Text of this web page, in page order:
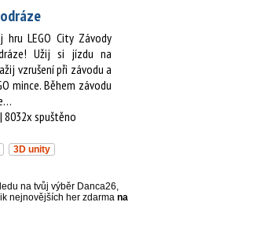
hru LEGO City Závody
Užij si jízdu na
vzrušení při závodu a
mince. Během závodu
| 8032x spuštěno
3D unity
na tvůj výběr Danca26,
nejnovějších her zdarma na